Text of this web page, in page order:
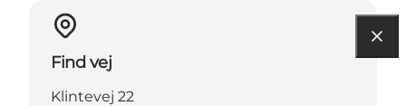
Find vej
Klintevej 22